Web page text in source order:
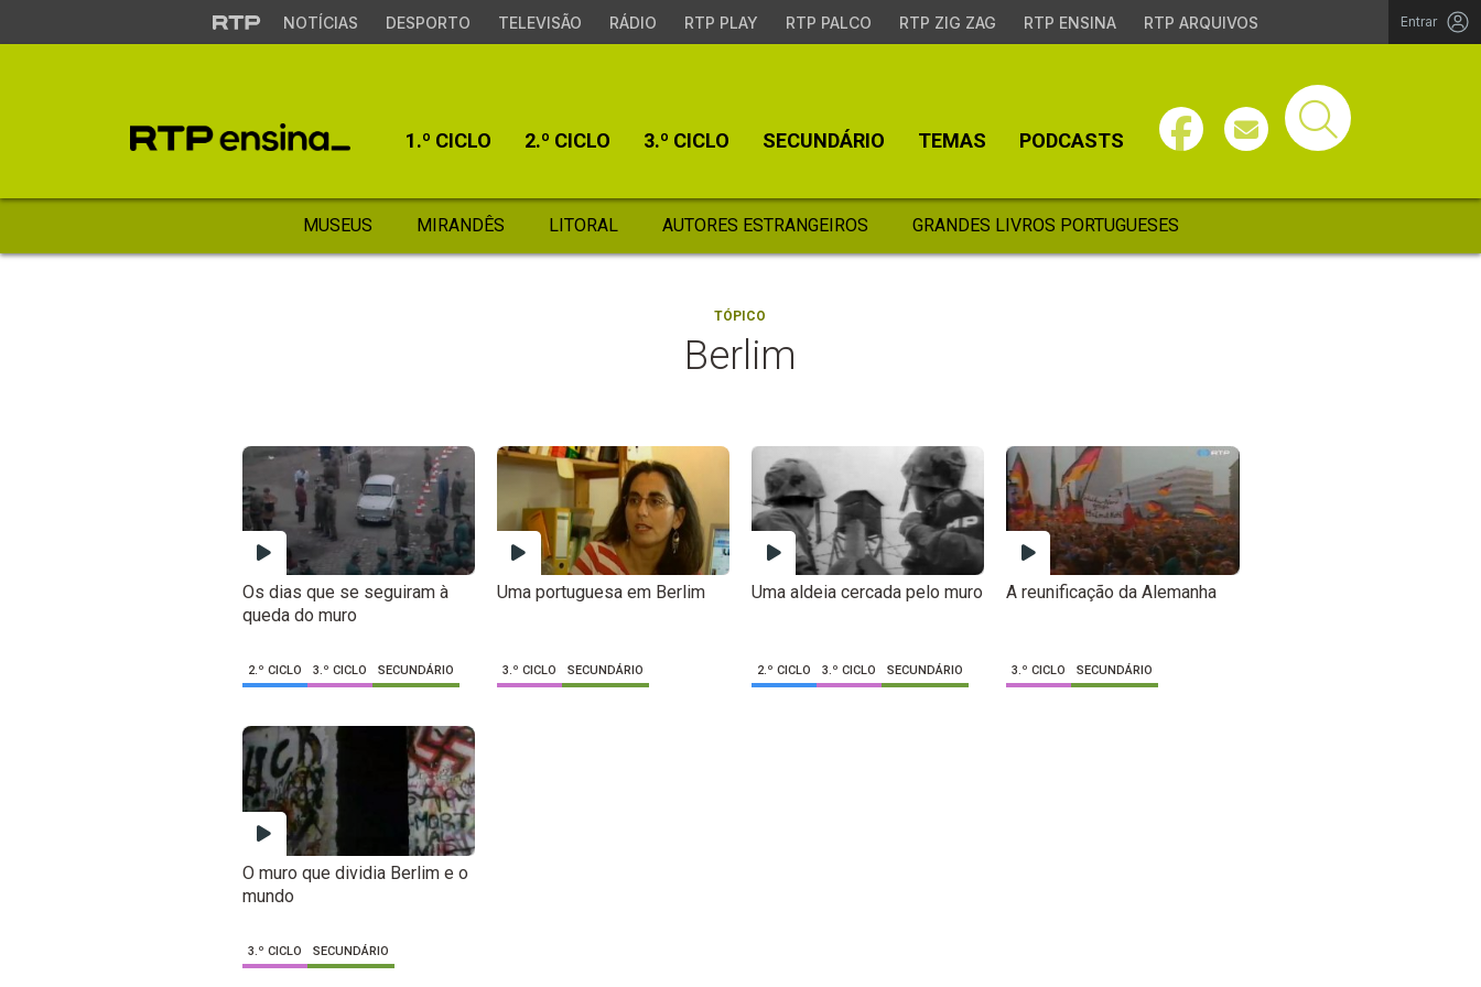
NOTÍCIAS DESPORTO TELEVISÃO RÁDIO RTP PLAY RTP PALCO RTP ZIG ZAG RTP ENSINA RTP ARQUIVOS Entrar
1.º CICLO 2.º CICLO 3.º CICLO SECUNDÁRIO TEMAS PODCASTS
MUSEUS MIRANDÊS LITORAL AUTORES ESTRANGEIROS GRANDES LIVROS PORTUGUESES
TÓPICO
Berlim
Os dias que se seguiram à
queda do muro
2.º CICLO 3.º CICLO SECUNDÁRIO
Uma portuguesa em Berlim
3.º CICLO SECUNDÁRIO
Uma aldeia cercada pelo muro
2.º CICLO 3.º CICLO SECUNDÁRIO
A reunificação da Alemanha
3.º CICLO SECUNDÁRIO
O muro que dividia Berlim e o
mundo
3.º CICLO SECUNDÁRIO